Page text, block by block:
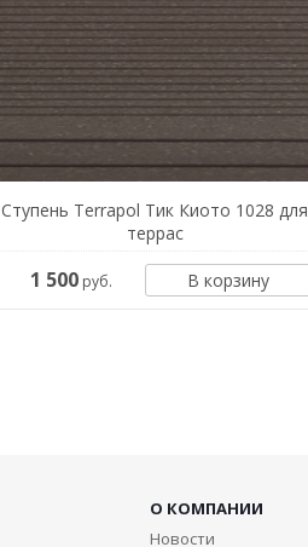
Ступень Terrapol Тик Киото 1028 для
террас
1 500 руб. В корзину
О КОМПАНИИ
Новости